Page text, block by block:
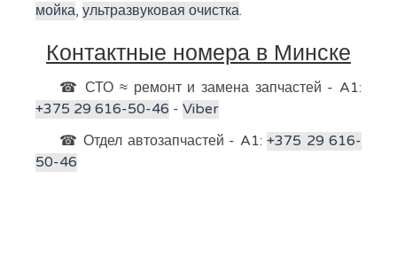
мойка, ультразвуковая очистка.
Контактные номера в Минске
☎ СТО ≈ ремонт и замена запчастей - A1:
+375 29 616-50-46 - Viber
☎ Отдел автозапчастей - A1:+375 29 616-
50-46